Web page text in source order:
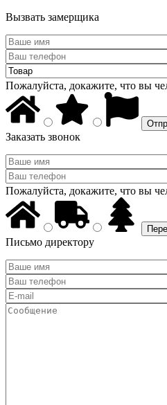
Вызвать замерщика
Пожалуйста, докажите, что вы
Заказать звонок
Пожалуйста, докажите, что вы
Письмо директору